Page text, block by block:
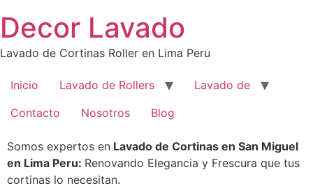
al
contenido
Decor Lavado
Lavado de Cortinas Roller en Lima Peru
Inicio Lavado de Rollers
Lavado de
Contacto
Nosotros Blog
Somos expertos en Lavado de Cortinas en San Miguel
en Lima Peru: Renovando Elegancia y Frescura que tus
cortinas lo necesitan.